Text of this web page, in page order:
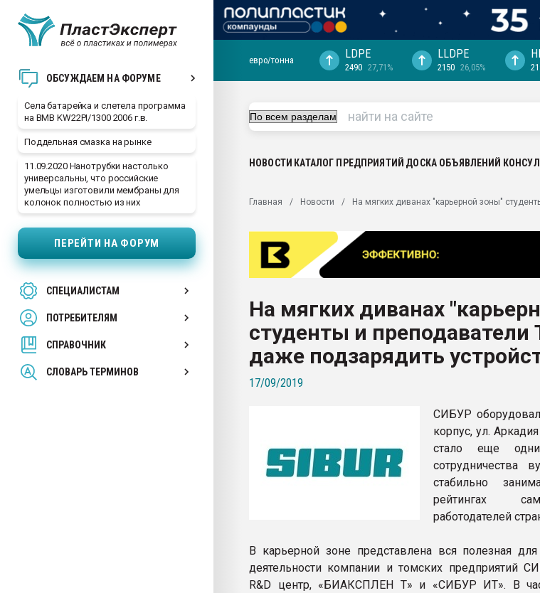
ОБСУЖДАЕМ НА ФОРУМЕ
Села батарейка и слетела программа
на BMB KW22PI/1300 2006 г.в.
Поддельная смазка на рынке
11.09.2020 Нанотрубки настолько
универсальны, что российские
умельцы изготовили мембраны для
колонок полностью из них
ПЕРЕЙТИ НА ФОРУМ
СПЕЦИАЛИСТАМ
ПОТРЕБИТЕЛЯМ
СПРАВОЧНИК
СЛОВАРЬ ТЕРМИНОВ
Помощь в подборе материала
ближайшее подмосковье, с.-в.
28.07.2026 Автоматизация выходит на
28.07.2026 "Технониколь" довольна
ситуацией на строительном рынке
Материал поверхности пуансона для
вакуумного формования
ПЕРЕЙТИ НА ФОРУМ
евро/тонна LDPE
2490 27,71%
LLDPE
2150 26,05%
НОВОСТИ КАТАЛОГ ПРЕДПРИЯТИЙ ДОСКА ОБЪЯВЛЕНИЙ
Главная Новости На мягких диванах "карьерной зоны"
На мягких диванах
студенты и преподаватели
даже подзарядить
17/09/2019
СИБУР
корпус, ул.
стало еще
сотрудничества
стабильно
рейтингах
работодателей
В карьерной зоне представлена вся полезная
деятельности компании и томских предприятий
R&D центр, «БИАКСПЛЕН Т» и «СИБУР ИТ». В